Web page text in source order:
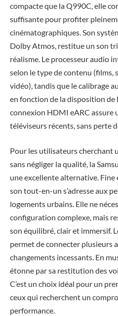
compacte que la Q990C, elle
suffisante pour profiter
cinématographiques. Son
Dolby Atmos, restitue un son
réalisme. Le processeur audio
selon le type de contenu (films,
vidéo), tandis que le calibrage
en fonction de la disposition de
connexion HDMI eARC assure
téléviseurs récents, sans perte
Pour les utilisateurs cherchant
sans négliger la qualité, la
une excellente alternative.
son tout-en-un s’adresse aux
logements urbains. Elle ne
configuration complexe, mais
son équilibré, clair et immersif.
permet de connecter plusieurs
changements incessants. En
étonne par sa restitution des
C’est un choix idéal pour un
ceux qui recherchent un
performance.